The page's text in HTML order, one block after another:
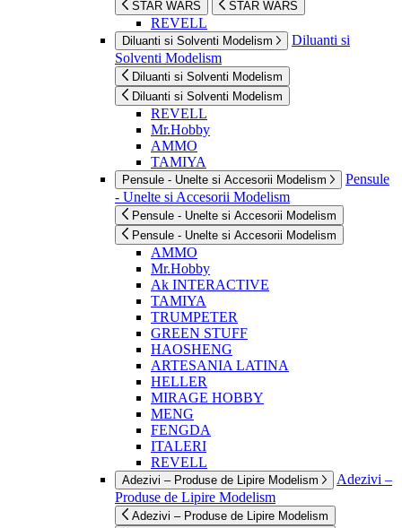
STAR WARS STAR WARS
REVELL
Diluanti si Solventi Modelism
Diluanti si
Solventi Modelism
Diluanti si Solventi Modelism
Diluanti si Solventi Modelism
REVELL
Mr.Hobby
AMMO
TAMIYA
Pensule - Unelte si Accesorii Modelism
Pensule
- Unelte si Accesorii Modelism
Pensule - Unelte si Accesorii Modelism
Pensule - Unelte si Accesorii Modelism
AMMO
Mr.Hobby
Ak INTERACTIVE
TAMIYA
TRUMPETER
GREEN STUFF
HAOSHENG
ARTESANIA LATINA
HELLER
MIRAGE HOBBY
MENG
FENGDA
ITALERI
REVELL
Adezivi – Produse de Lipire Modelism
Adezivi –
Produse de Lipire Modelism
Adezivi – Produse de Lipire Modelism